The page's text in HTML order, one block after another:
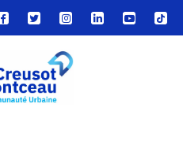
Lien
vers
compte
Facebook
Lien
vers
compte
Twitter
Lien
vers
le
compte
Lien
vers
Lien
vers
Lien
vers